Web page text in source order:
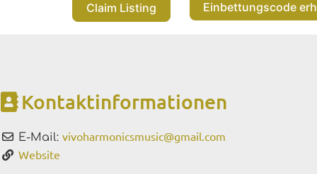
Claim Listing Einbettungscode
Kontaktinformationen
E-Mail: vivoharmonicsmusic@gmail.com
Website